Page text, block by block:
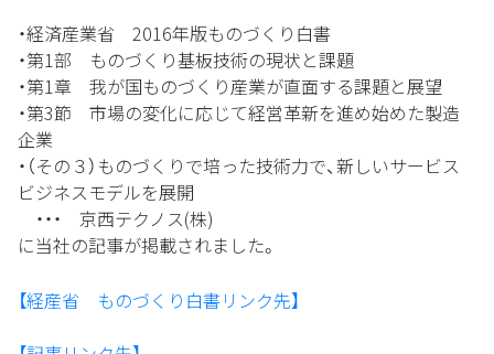
日
・経済産業省 2016年版ものづくり白書
・第1部 ものづくり基板技術の現状と課題
・第1章 我が国ものづくり産業が直面する課題と展望
・第3節 市場の変化に応じて経営革新を進め始めた製造
企業
・（その３）ものづくりで培った技術力で、新しいサービス
ビジネスモデルを展開
・・・ 京西テクノス(株)
に当社の記事が掲載されました。
【経産省 ものづくり白書リンク先】